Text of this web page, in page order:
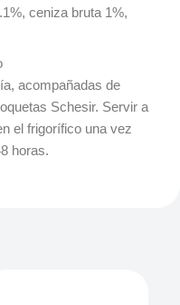
ceniza bruta 1%,
acompañadas de
Schesir. Servir a
el frigorífico una vez
horas.